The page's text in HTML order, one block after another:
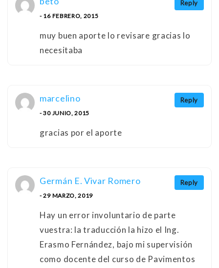
Reply
- 16 FEBRERO, 2015
muy buen aporte lo revisare gracias lo
necesitaba
Reply
marcelino
- 30 JUNIO, 2015
gracias por el aporte
Reply
Germán E. Vivar Romero
- 29 MARZO, 2019
Hay un error involuntario de parte
vuestra: la traducción la hizo el Ing.
Erasmo Fernández, bajo mi supervisión
como docente del curso de Pavimentos